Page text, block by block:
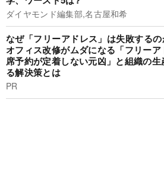
ダイヤモンド編集部,名古屋和希
なぜ「フリーアドレス」は失敗する
オフィス改修がムダになる「フリー
席予約が定着しない元凶」と組織の
る解決策とは
PR